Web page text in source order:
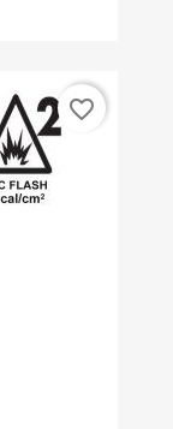
favorite_border